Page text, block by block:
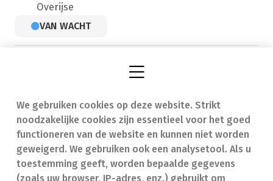
We gebruiken cookies op deze website. Strikt
noodzakelijke cookies zijn essentieel voor het goed
functioneren van de website en kunnen niet worden
geweigerd. We gebruiken ook een analysetool. Als u
toestemming geeft, worden bepaalde gegevens
(zoals uw browser, IP-adres, enz.) gebruikt om
Overijse
VAN WACHT
Vind een apotheek
Onze expertise
Ziekten
In geval van nood
Contact
Veelgestelde vragen